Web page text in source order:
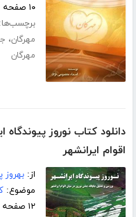
۱۰ صفحه
مهرگان،
مهرگان
دانلود کتاب نوروز
اقوام ایرانشهر
از:بهروز
موضوع:
۱۲ صفحه